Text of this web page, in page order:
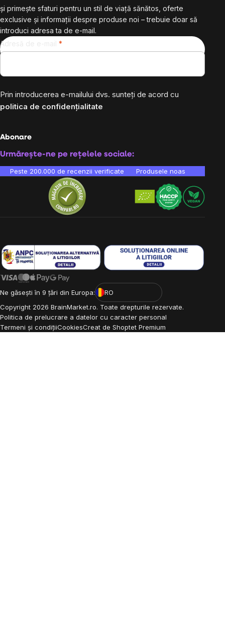
și primește sfaturi pentru un stil de viață sănătos, oferte
exclusive și informații despre produse noi – trebuie doar să
introduci adresa ta de e-mail.
Adresă de e-mail
Prin introducerea e-mailului dvs. sunteți de acord cu
politica de confidențialitate
Abonare
Urmărește-ne pe rețelele sociale:
Peste 200.000 de recenzii verificate Produsele noastre sunt
Ne găsești în 9 țări din Europa:
RO
Copyright 2026 BrainMarket.ro. Toate drepturile rezervate.
Politica de prelucrare a datelor cu caracter personal
Termeni și condițiiCookiesCreat de Shoptet Premium